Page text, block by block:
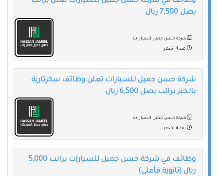
يصل 7,500 ريال
شركة حسن جميل للسيارات
منذ 4 أشهر
شركة حسن جميل للسيارات تعلن وظائف سكرتارية
بالخبر براتب يصل 6,500 ريال
شركة حسن جميل للسيارات
منذ 4 أشهر
وظائف في شركة حسن جميل للسيارات براتب 5,000
ريال (ثانوية فأعلى)